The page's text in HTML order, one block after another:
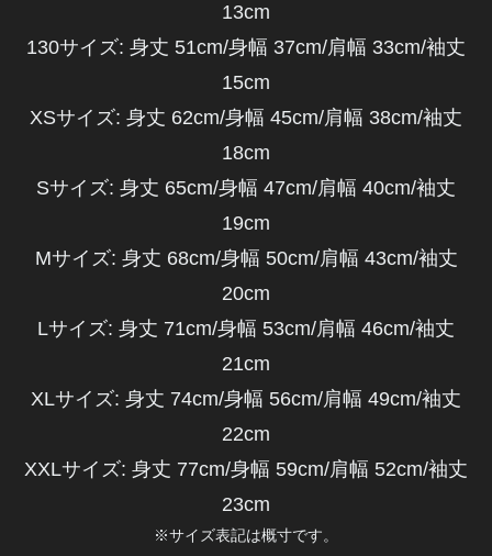
13cm
130サイズ: 身丈 51cm/身幅 37cm/肩幅 33cm/袖丈
15cm
XSサイズ: 身丈 62cm/身幅 45cm/肩幅 38cm/袖丈
18cm
Sサイズ: 身丈 65cm/身幅 47cm/肩幅 40cm/袖丈
19cm
Mサイズ: 身丈 68cm/身幅 50cm/肩幅 43cm/袖丈
20cm
Lサイズ: 身丈 71cm/身幅 53cm/肩幅 46cm/袖丈
21cm
XLサイズ: 身丈 74cm/身幅 56cm/肩幅 49cm/袖丈
22cm
XXLサイズ: 身丈 77cm/身幅 59cm/肩幅 52cm/袖丈
23cm
※サイズ表記は概寸です。